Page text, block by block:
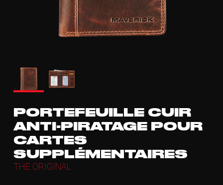
PORTEFEUILLE CUIR
ANTI-PIRATAGE POUR
CARTES
SUPPLÉMENTAIRES
THE ORIGINAL